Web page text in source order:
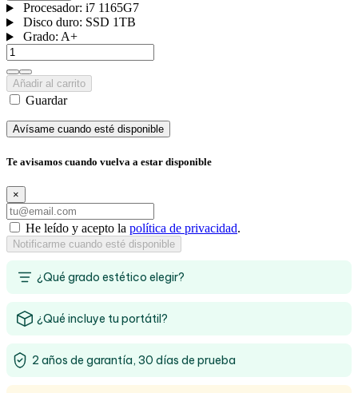
Procesador: i7 1165G7
Disco duro: SSD 1TB
Grado: A+
Añadir al carrito
Guardar
Avísame cuando esté disponible
Te avisamos cuando vuelva a estar disponible
×
He leído y acepto la política de privacidad.
Notificarme cuando esté disponible
¿Qué grado estético elegir?
¿Qué incluye tu portátil?
2 años de garantía, 30 días de prueba